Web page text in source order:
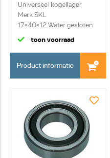
Universeel kogellager
Merk SKL
17x40x12 Water gesloten
toon voorraad
Product informatie